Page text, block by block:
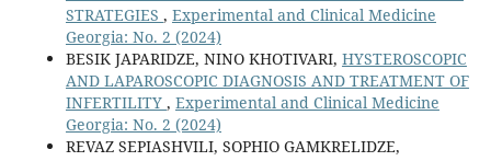
STRATEGIES , Experimental and Clinical Medicine
Georgia: No. 2 (2024)
BESIK JAPARIDZE, NINO KHOTIVARI, HYSTEROSCOPIC
AND LAPAROSCOPIC DIAGNOSIS AND TREATMENT OF
INFERTILITY , Experimental and Clinical Medicine
Georgia: No. 2 (2024)
REVAZ SEPIASHVILI, SOPHIO GAMKRELIDZE,